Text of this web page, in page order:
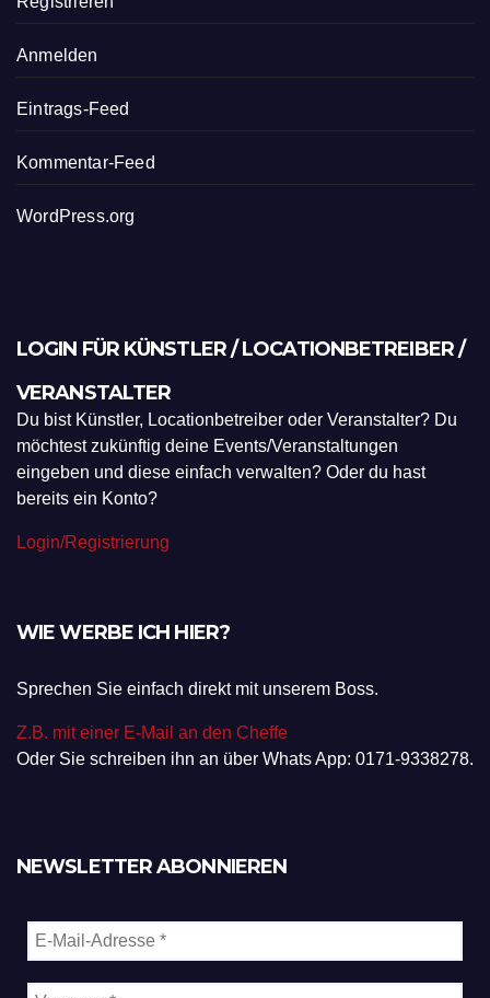
Anmelden
Eintrags-Feed
Kommentar-Feed
WordPress.org
LOGIN FÜR KÜNSTLER / LOCATIONBETREIBER /
VERANSTALTER
Du bist Künstler, Locationbetreiber oder Veranstalter? Du
möchtest zukünftig deine Events/Veranstaltungen
eingeben und diese einfach verwalten? Oder du hast
bereits ein Konto?
Login/Registrierung
WIE WERBE ICH HIER?
Sprechen Sie einfach direkt mit unserem Boss.
Z.B. mit einer E-Mail an den Cheffe
Oder Sie schreiben ihn an über Whats App: 0171-9338278.
NEWSLETTER ABONNIEREN